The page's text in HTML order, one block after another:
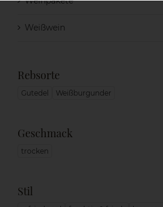
Weißwein
Rebsorte
Gutedel Weißburgunder
Geschmack
trocken
Stil